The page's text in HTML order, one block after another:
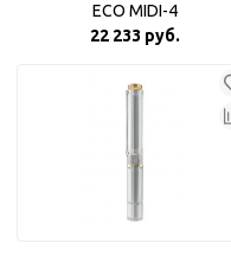
ECO MIDI-4
22 233 руб.